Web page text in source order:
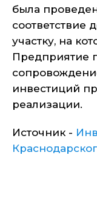
была
соответствие
участку, на
Предприятие
инвестиций
реализации.
Источник -